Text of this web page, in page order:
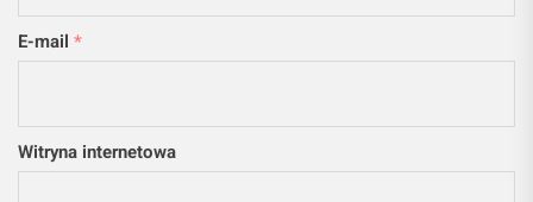
E-mail *
Witryna internetowa